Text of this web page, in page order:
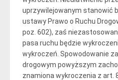
uprzywilejowanym stanowić
ustawy Prawo o Ruchu
poz. 602), zaś
pasa ruchu będzie
wykroczeń. Spowodowanie
drogowym powyższym
znamiona wykroczenia z art.